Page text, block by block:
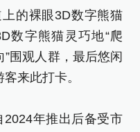
的裸眼3D数字熊猫
数字熊猫灵巧地“爬
”围观人群，最后悠闲
来此打卡。
年推出后备受市